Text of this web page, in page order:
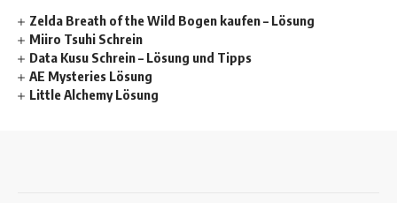
Zelda Breath of the Wild Bogen kaufen – Lösung
Miiro Tsuhi Schrein
Data Kusu Schrein – Lösung und Tipps
AE Mysteries Lösung
Little Alchemy Lösung